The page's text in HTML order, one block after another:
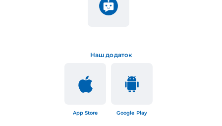
Наш додаток
App Store Google Play